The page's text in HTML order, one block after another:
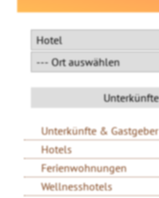
Unterkünfte & Gastgeber
Hotels
Ferienwohnungen
Wellnesshotels